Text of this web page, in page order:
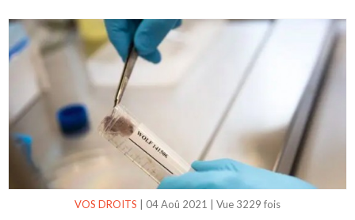
VOS DROITS 04 Aoû 2021 Vue 3229 fois